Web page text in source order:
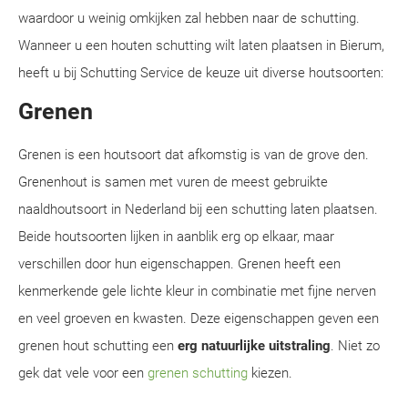
waardoor u weinig omkijken zal hebben naar de schutting.
Wanneer u een houten schutting wilt laten plaatsen in Bierum,
heeft u bij Schutting Service de keuze uit diverse houtsoorten:
Grenen
Grenen is een houtsoort dat afkomstig is van de grove den.
Grenenhout is samen met vuren de meest gebruikte
naaldhoutsoort in Nederland bij een schutting laten plaatsen.
Beide houtsoorten lijken in aanblik erg op elkaar, maar
verschillen door hun eigenschappen. Grenen heeft een
kenmerkende gele lichte kleur in combinatie met fijne nerven
en veel groeven en kwasten. Deze eigenschappen geven een
grenen hout schutting een erg natuurlijke uitstraling. Niet zo
gek dat vele voor een grenen schutting kiezen.